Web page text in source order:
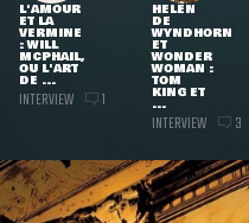
L'AMOUR
ET LA
VERMINE
: WILL
MCPHAIL,
OU L'ART
DE ...
INTERVIEW 1
HELEN
DE
WYNDHORN
ET
WONDER
WOMAN :
TOM
KING ET
...
INTERVIEW 3